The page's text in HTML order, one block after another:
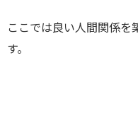
ここでは良い人間関係を
す。